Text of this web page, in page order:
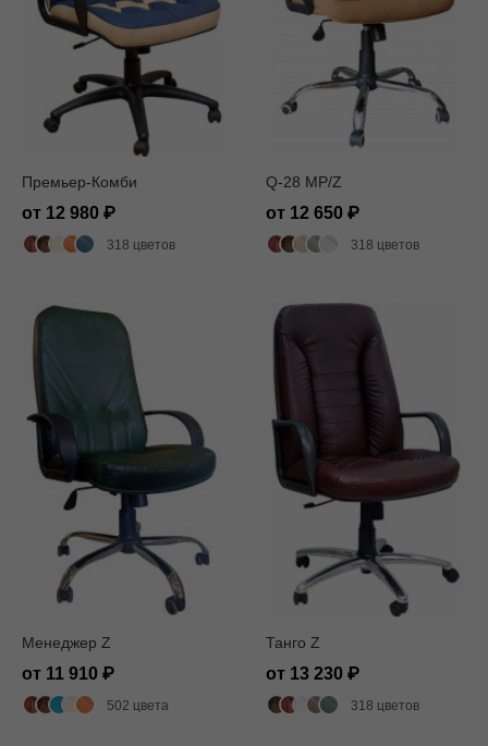
Премьер-Комби
от 12 980
318 цветов
Q-28 MP/Z
от 12 650
318 цветов
Менеджер Z
от 11 910
502 цвета
Танго Z
от 13 230
318 цветов